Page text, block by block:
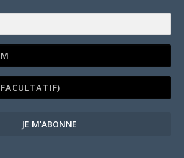
JE M'ABONNE